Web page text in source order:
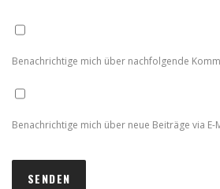
Benachrichtige mich über nachfolgende
Benachrichtige mich über neue Beiträge via E-